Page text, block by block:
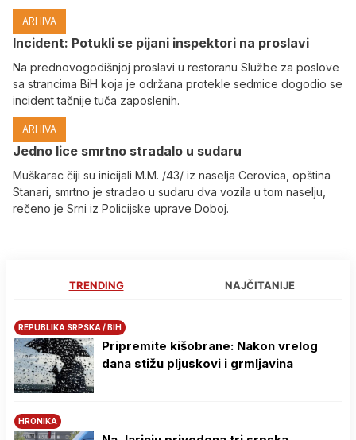
ARHIVA
Incident: Potukli se pijani inspektori na proslavi
Na prednovogodišnjoj proslavi u restoranu Službe za poslove
sa strancima BiH koja je održana protekle sedmice dogodio se
incident tačnije tuča zaposlenih.
ARHIVA
Јedno lice smrtno stradalo u sudaru
Muškarac čiji su inicijali M.M. /43/ iz naselja Cerovica, opština
Stanari, smrtno je stradao u sudaru dva vozila u tom naselju,
rečeno je Srni iz Policijske uprave Doboj.
TRENDING NAJČITANIJE
REPUBLIKA SRPSKA / BIH
Pripremite kišobrane: Nakon vrelog
dana stižu pljuskovi i grmljavina
HRONIKA